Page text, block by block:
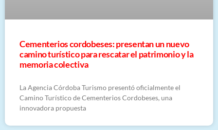
Cementerios cordobeses: presentan un nuevo
camino turístico para rescatar el patrimonio y la
memoria colectiva
La Agencia Córdoba Turismo presentó oficialmente el
Camino Turístico de Cementerios Cordobeses, una
innovadora propuesta